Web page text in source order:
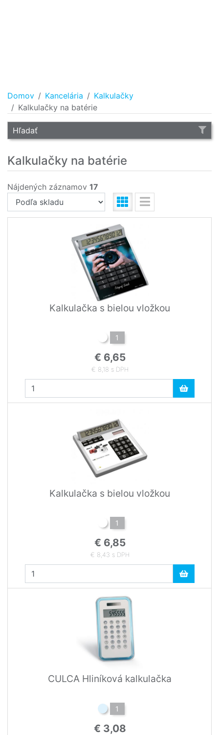
Domov Kancelária
Kalkulačky
Kalkulačky na batérie
Hľadať
Kalkulačky na batérie
Nájdených záznamov 17
Kalkulačka s bielou vložkou
1
€ 6,65
€ 8,18 s DPH
Kalkulačka s bielou vložkou
1
€ 6,85
€ 8,43 s DPH
CULCA Hliníková kalkulačka
1
€ 3,08